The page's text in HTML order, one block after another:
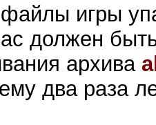
игры
должен
архива
два раза